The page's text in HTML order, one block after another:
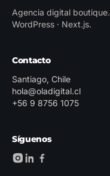
Agencia digital boutique.
WordPress · Next.js.
Contacto
Santiago, Chile
hola@oladigital.cl
+56 9 8756 1075
Síguenos